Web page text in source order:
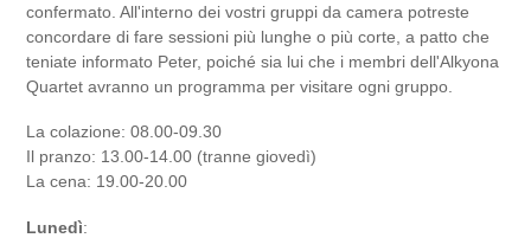
confermato. All'interno dei vostri gruppi da camera potreste
concordare di fare sessioni più lunghe o più corte, a patto che
teniate informato Peter, poiché sia ​​lui che i membri dell'Alkyona
Quartet avranno un programma per visitare ogni gruppo.
La colazione: 08.00-09.30
Il pranzo: 13.00-14.00 (tranne giovedì)
La cena: 19.00-20.00
Lunedì: